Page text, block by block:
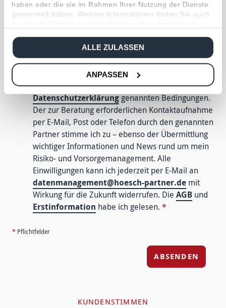
haben oder die sie im Rahmen Ihrer Nutzung der Dienste
gesammelt haben. Weitere Informationen finden Sie auch
ALLE ZULASSEN
ANPASSEN
Ihre Nachricht
Ich willige ein, dass die Hoesch & Partner GmbH
meine oben genannten Daten speichert und in
Kooperation an einenPartner der Global
weitergibt, der mich künftig berät. Die
Verarbeitung erfolgt unter den in der
Datenschutzerklärunggenannten Bedingungen.
Der zur Beratung erforderlichen Kontaktaufnahme
per E-Mail, Post oder Telefon durch den genannten
Partner stimme ich zu – ebenso der Übermittlung
wichtiger Informationen und News rund um mein
Risiko- und Vorsorgemanagement. Alle
Einwilligungen kann ich jederzeit per E-Mail an
datenmanagement@hoesch-partner.de mit
Wirkung für die Zukunft widerrufen. DieAGB und
Erstinformation habe ich gelesen.*
* Pflichtfelder
ABSENDEN
KUNDENSTIMMEN